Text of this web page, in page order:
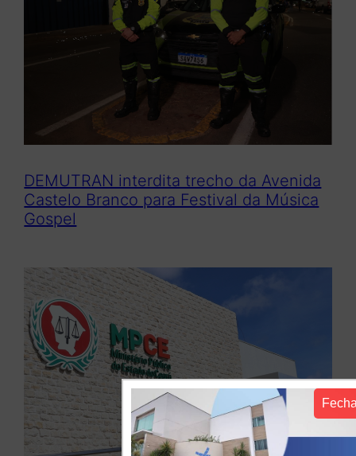
DEMUTRAN interdita trecho da Avenida
Castelo Branco para Festival da Música
Gospel